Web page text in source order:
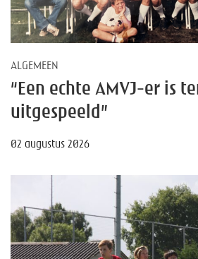
ALGEMEEN
“Een echte AMVJ-er is
uitgespeeld”
02 augustus 2026